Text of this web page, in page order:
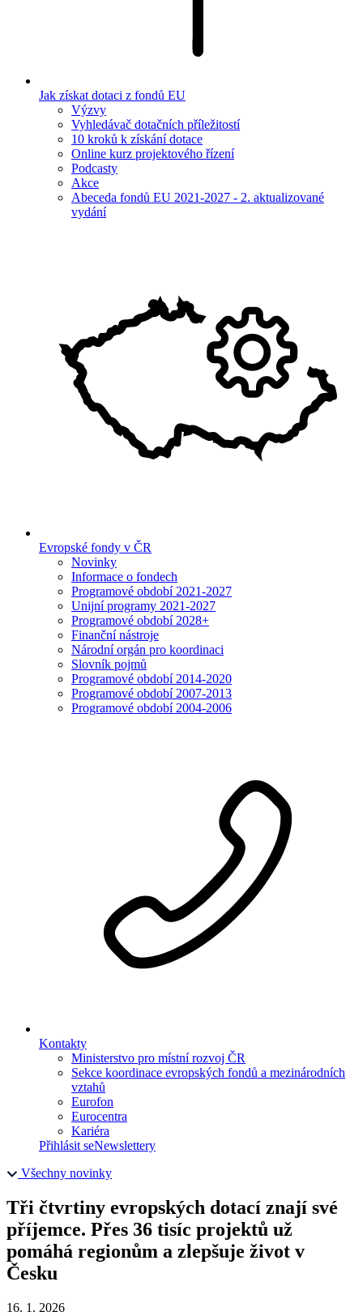
Jak získat dotaci z fondů EU
Výzvy
Vyhledávač dotačních příležitostí
10 kroků k získání dotace
Online kurz projektového řízení
Podcasty
Akce
Abeceda fondů EU 2021-2027 - 2. aktualizované
vydání
Evropské fondy v ČR
Novinky
Informace o fondech
Programové období 2021-2027
Unijní programy 2021-2027
Programové období 2028+
Finanční nástroje
Národní orgán pro koordinaci
Slovník pojmů
Programové období 2014-2020
Programové období 2007-2013
Programové období 2004-2006
Kontakty
Ministerstvo pro místní rozvoj ČR
Sekce koordinace evropských fondů a mezinárodních
vztahů
Eurofon
Eurocentra
Kariéra
Přihlásit seNewslettery
Všechny novinky
Tři čtvrtiny evropských dotací znají své
příjemce. Přes 36 tisíc projektů už
pomáhá regionům a zlepšuje život v
Česku
16. 1. 2026